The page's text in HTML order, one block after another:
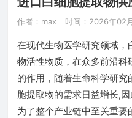
作者：max 时间：2026年02
在现代生物医学研究领域，
物活性物质，在众多前沿
的作用，随着生命科学研
胞提取物的需求日益增长,
为了整个产业链中至关重要